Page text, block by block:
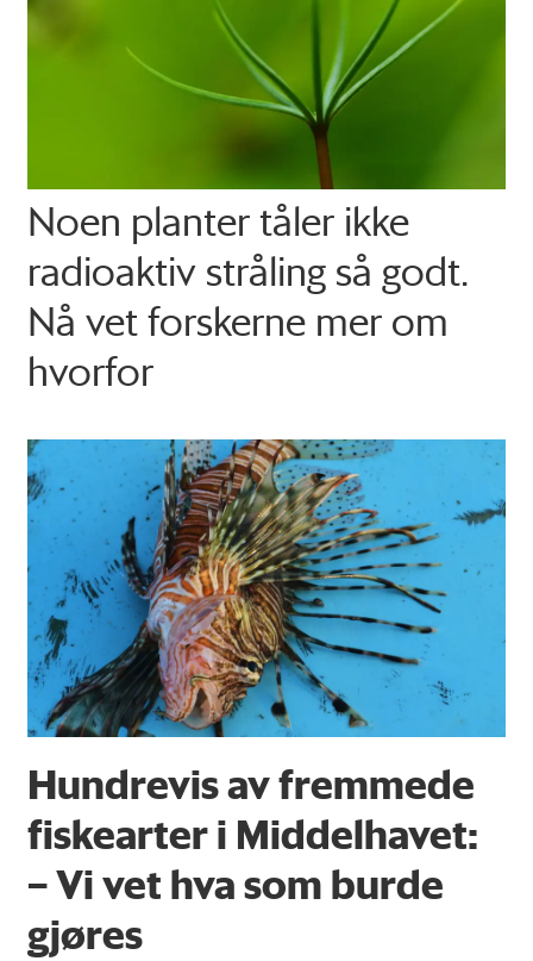
Noen planter tåler ikke
radio­aktiv stråling så godt.
Nå vet forskerne mer om
hvorfor
Hundrevis av fremmede
fiskearter i Middelhavet:
– Vi vet hva som burde
gjøres